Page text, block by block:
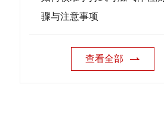
骤与注意事项
查看全部